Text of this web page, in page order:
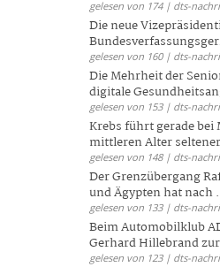
gelesen von 174 | dts-
Die neue
gelesen von 160 | dts-
Die Mehrheit der
digitale
gelesen von 153 | dts-
Krebs führt gerade
mittleren Alter
gelesen von 148 | dts-
Der Grenzübergang
und Ägypten hat nach
gelesen von 133 | dts-
Beim Automobilklub
Gerhard Hillebrand
gelesen von 123 | dts-